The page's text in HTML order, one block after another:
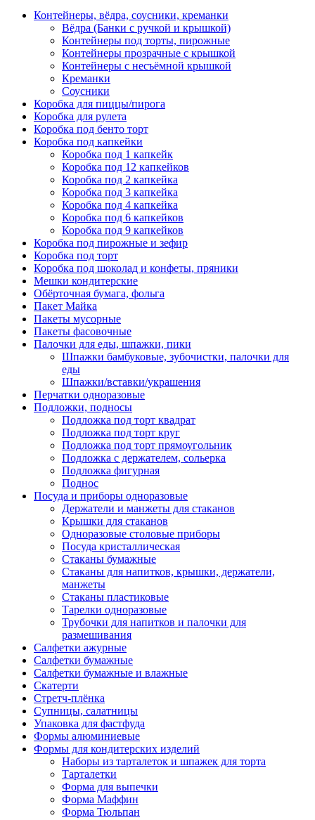
Контейнеры, вёдра, соусники, креманки
Вёдра (Банки с ручкой и крышкой)
Контейнеры под торты, пирожные
Контейнеры прозрачные с крышкой
Контейнеры с несъёмной крышкой
Креманки
Соусники
Коробка для пиццы/пирога
Коробка для рулета
Коробка под бенто торт
Коробка под капкейки
Коробка под 1 капкейк
Коробка под 12 капкейков
Коробка под 2 капкейка
Коробка под 3 капкейка
Коробка под 4 капкейка
Коробка под 6 капкейков
Коробка под 9 капкейков
Коробка под пирожные и зефир
Коробка под торт
Коробка под шоколад и конфеты, пряники
Мешки кондитерские
Обёрточная бумага, фольга
Пакет Майка
Пакеты мусорные
Пакеты фасовочные
Палочки для еды, шпажки, пики
Шпажки бамбуковые, зубочистки, палочки для
еды
Шпажки/вставки/украшения
Перчатки одноразовые
Подложки, подносы
Подложка под торт квадрат
Подложка под торт круг
Подложка под торт прямоугольник
Подложка с держателем, сольерка
Подложка фигурная
Поднос
Посуда и приборы одноразовые
Держатели и манжеты для стаканов
Крышки для стаканов
Одноразовые столовые приборы
Посуда кристаллическая
Стаканы бумажные
Стаканы для напитков, крышки, держатели,
манжеты
Стаканы пластиковые
Тарелки одноразовые
Трубочки для напитков и палочки для
размешивания
Салфетки ажурные
Салфетки бумажные
Салфетки бумажные и влажные
Скатерти
Стретч-плёнка
Супницы, салатницы
Упаковка для фастфуда
Формы алюминиевые
Формы для кондитерских изделий
Наборы из тарталеток и шпажек для торта
Тарталетки
Форма для выпечки
Форма Маффин
Форма Тюльпан